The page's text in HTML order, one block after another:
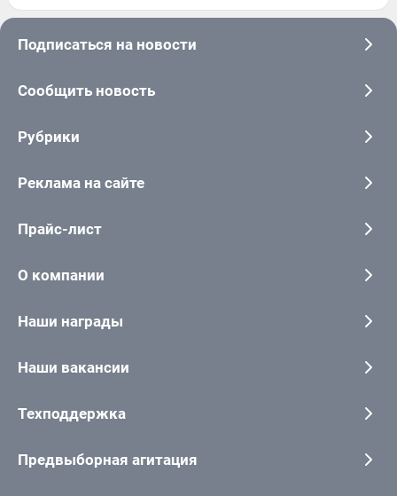
Подписаться на новости
Сообщить новость
Рубрики
Реклама на сайте
Прайс-лист
О компании
Наши награды
Наши вакансии
Техподдержка
Предвыборная агитация